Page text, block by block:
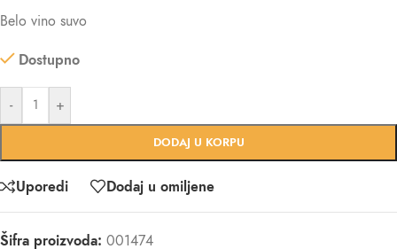
Belo vino suvo
Dostupno
- +
DODAJ U KORPU
Uporedi Dodaj u omiljene
Šifra proizvoda: 001474